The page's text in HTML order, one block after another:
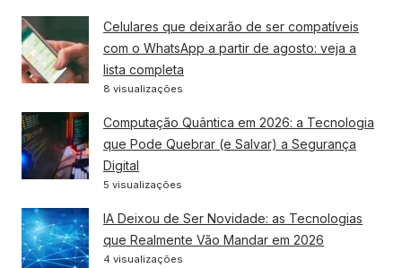
Celulares que deixarão de ser compatíveis
com o WhatsApp a partir de agosto: veja a
lista completa
8 visualizações
Computação Quântica em 2026: a Tecnologia
que Pode Quebrar (e Salvar) a Segurança
Digital
5 visualizações
IA Deixou de Ser Novidade: as Tecnologias
que Realmente Vão Mandar em 2026
4 visualizações